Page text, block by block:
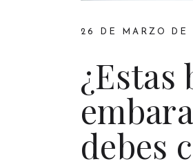
26 DE MARZO DE
¿Estas
debes